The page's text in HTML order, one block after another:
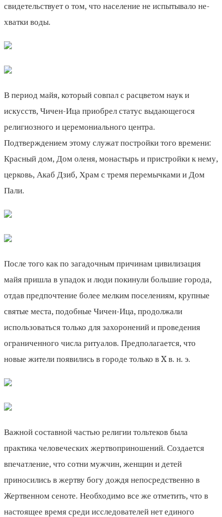
свидетельствует о том, что население не испытывало не­
хватки воды.
В период майя, который совпал с расцветом наук и
искусств, Чичен-Ица приобрел статус выдающегося
религиозного и церемониального центра.
Подтверждением этому служат постройки того времени:
Красный дом, Дом оленя, монастырь и пристройки к нему,
церковь, Акаб Дзиб, Храм с тремя перемычками и Дом
Пали.
После того как по загадочным причинам цивилизация
майя пришла в упадок и люди покинули большие города,
отдав предпочтение более мелким поселениям, крупные
святые места, подобные Чичен-Ица, продолжали
использоваться только для захоронений и проведения
ограниченного числа ритуалов. Предполагается, что
новые жители появились в городе только в X в. н. э.
Важной составной частью религии тольтеков была
практика человеческих жертвоприношений. Создается
впечатление, что сотни мужчин, женщин и детей
приносились в жертву богу дождя непосредственно в
Жертвенном сеноте. Необходимо все же отметить, что в
настоящее время среди исследователей нет единого